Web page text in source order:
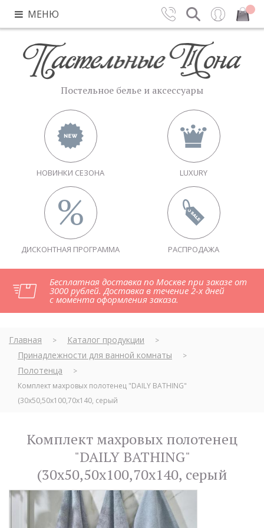
МЕНЮ Вход Закрыть
Постельное белье и аксессуары
НОВИНКИ СЕЗОНА LUXURY
ДИСКОНТНАЯ ПРОГРАММА РАСПРОДАЖА
Бесплатная доставка по Москве при заказе от
3000 рублей. Доставка в течение 2-х дней
с момента оформления заказа.
Главная > Каталог продукции >
Принадлежности для ванной комнаты >
Полотенца
>
Комплект махровых полотенец "DAILY BATHING"
(30x50,50x100,70x140, серый
Комплект махровых полотенец
"DAILY BATHING"
(30x50,50x100,70x140, серый